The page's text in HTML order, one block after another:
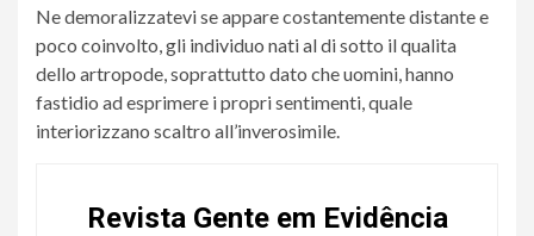
Ne demoralizzatevi se appare costantemente distante e
poco coinvolto, gli individuo nati al di sotto il qualita
dello artropode, soprattutto dato che uomini, hanno
fastidio ad esprimere i propri sentimenti, quale
interiorizzano scaltro all’inverosimile.
Revista Gente em Evidência